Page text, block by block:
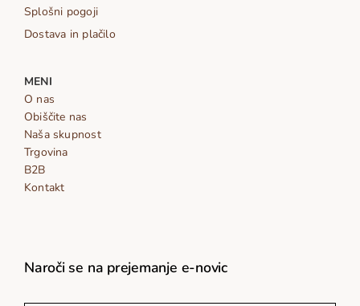
Splošni pogoji
Dostava in plačilo
MENI
O nas
Obiščite nas
Naša skupnost
Trgovina
B2B
Kontakt
Naroči se na prejemanje e-novic